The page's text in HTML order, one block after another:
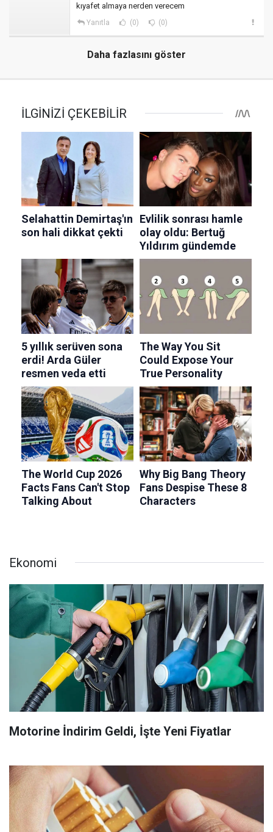
kıyafet almaya nerden verecem
Yanıtla (0) (0)
Daha fazlasını göster
Ekonomi
Motorine İndirim Geldi, İşte Yeni Fiyatlar